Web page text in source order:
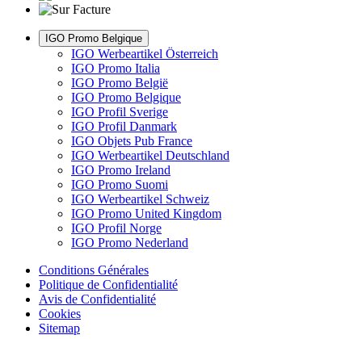
IGO Promo Belgique
IGO Werbeartikel Österreich
IGO Promo Italia
IGO Promo België
IGO Promo Belgique
IGO Profil Sverige
IGO Profil Danmark
IGO Objets Pub France
IGO Werbeartikel Deutschland
IGO Promo Ireland
IGO Promo Suomi
IGO Werbeartikel Schweiz
IGO Promo United Kingdom
IGO Profil Norge
IGO Promo Nederland
Conditions Générales
Politique de Confidentialité
Avis de Confidentialité
Cookies
Sitemap